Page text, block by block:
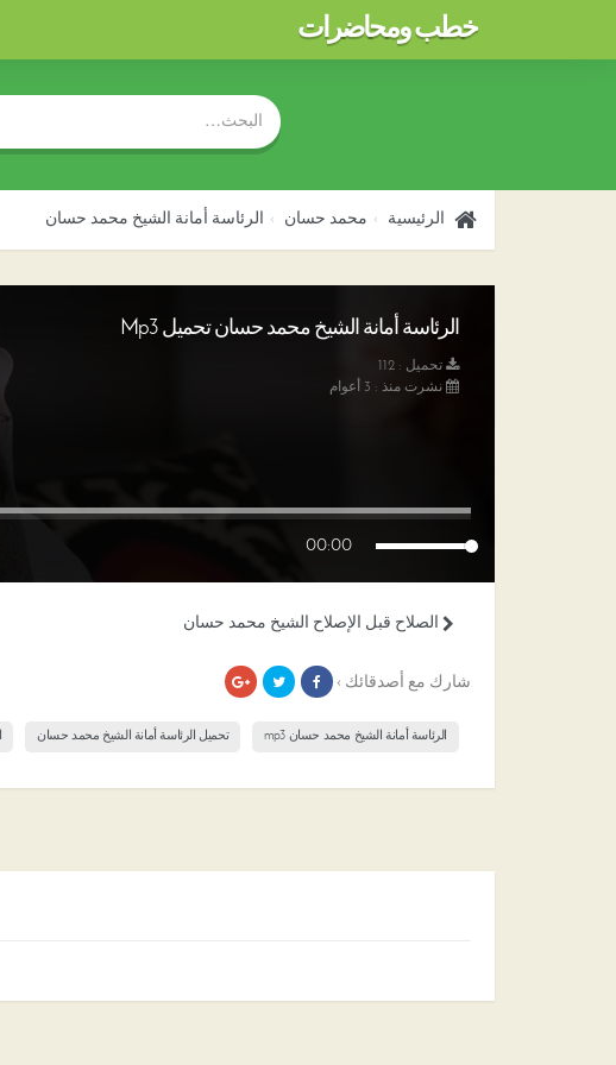
خطب ومحاضرات
الرئيسية محمد حسان الرئاسة أمانة الشيخ محمد حسان
الرئاسة أمانة الشيخ محمد حسان تحميل Mp3
تحميل : 112
نشرت منذ : 3 أعوام
00:00
الصلاح قبل الإصلاح الشيخ محمد حسان
شارك مع أصدقائك ›
الرئاسة أمانة الشيخ محمد حسان mp3 تحميل الرئاسة أمانة الشيخ محمد حسان